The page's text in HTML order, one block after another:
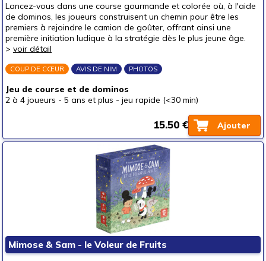
Lancez-vous dans une course gourmande et colorée où, à l'aide
de dominos, les joueurs construisent un chemin pour être les
premiers à rejoindre le camion de goûter, offrant ainsi une
première initiation ludique à la stratégie dès le plus jeune âge.
> voir détail
COUP DE CŒUR AVIS DE NIM PHOTOS
Jeu de course et de dominos
2 à 4 joueurs - 5 ans et plus - jeu rapide (<30 min)
Ajouter
15.50 €
Mimose & Sam - le Voleur de Fruits